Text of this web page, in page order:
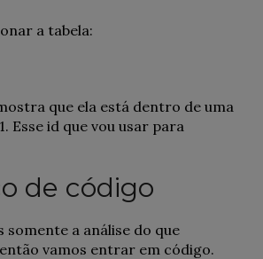
a tabela:
que ela está dentro de uma
Esse id que vou usar para
de código
somente a análise do que
vamos entrar em código.